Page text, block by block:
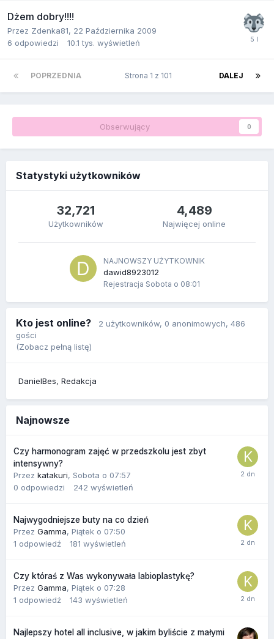
Dżem dobry!!!!
Przez Zdenka81, 22 Października 2009
6 odpowiedzi 10.1 tys. wyświetleń
POPRZEDNIA DALEJ
Strona 1 z 101
Obserwujący 0
Statystyki użytkowników
32,721
Użytkowników
4,489
Najwięcej online
NAJNOWSZY UŻYTKOWNIK
dawid8923012
Rejestracja Sobota o 08:01
Kto jest online? 2 użytkowników, 0 anonimowych, 486
gości
(Zobacz pełną listę)
DanielBes Redakcja
Najnowsze
Czy harmonogram zajęć w przedszkolu jest zbyt
intensywny?
Przez katakuri, Sobota o 07:57
0 odpowiedzi 242 wyświetleń
Najwygodniejsze buty na co dzień
Przez Gamma, Piątek o 07:50
1 odpowiedź 181 wyświetleń
Czy któraś z Was wykonywała labioplastykę?
Przez Gamma, Piątek o 07:28
1 odpowiedź 143 wyświetleń
Najlepszy hotel all inclusive, w jakim byliście z małymi